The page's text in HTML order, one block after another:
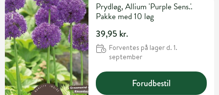
Prydløg, Allium 'Purple Sens.'.
Pakke med 10 løg
39,95 kr.
Forventes på lager d. 1.
september
Forudbestil